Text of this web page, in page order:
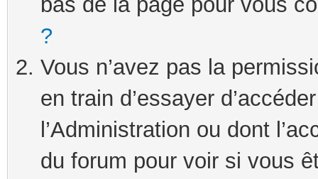
?
Vous n’avez pas la
en train d’essayer
l’Administration ou dont
du forum pour voir si vous